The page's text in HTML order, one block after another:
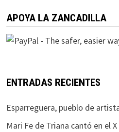
APOYA LA ZANCADILLA
ENTRADAS RECIENTES
Esparreguera, pueblo de
Mari Fe de Triana cantó en el